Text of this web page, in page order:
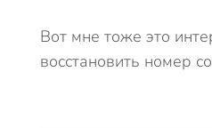
Вот мне тоже это
восстановить номер